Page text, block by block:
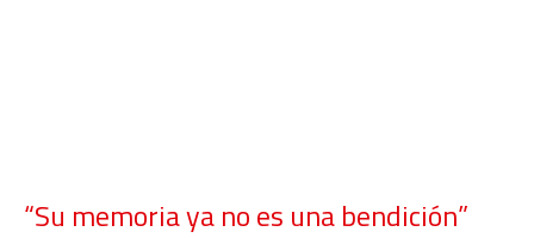
“Su memoria ya no es una bendición”